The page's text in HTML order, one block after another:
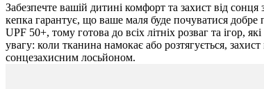
Забезпечте вашій дитині комфорт та захист від
кепка гарантує, що ваше маля буде почуватися добре
UPF 50+, тому готова до всіх літніх розваг та
увагу: коли тканина намокає або розтягується,
сонцезахисним лосьйоном.